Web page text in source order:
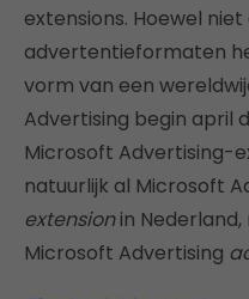
extensions. Hoewel
advertentieformaten
vorm van een
Advertising begin april
Microsoft Advertising-
natuurlijk al Microsoft
extensionin Nederland,
Microsoft Advertising